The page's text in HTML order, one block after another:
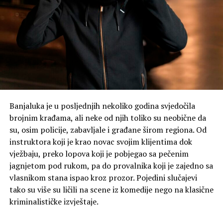
Banjaluka je u posljednjih nekoliko godina svjedočila
brojnim krađama, ali neke od njih toliko su neobične da
su, osim policije, zabavljale i građane širom regiona. Od
instruktora koji je krao novac svojim klijentima dok
vježbaju, preko lopova koji je pobjegao sa pečenim
jagnjetom pod rukom, pa do provalnika koji je zajedno sa
vlasnikom stana ispao kroz prozor. Pojedini slučajevi
tako su više su ličili na scene iz komedije nego na klasične
kriminalističke izvještaje.